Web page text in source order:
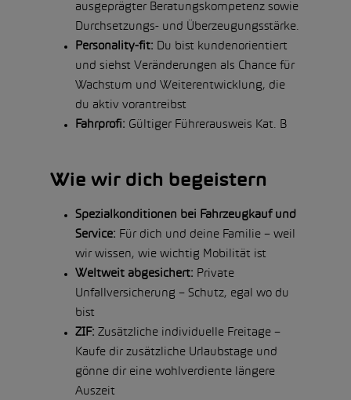
ausgeprägter Beratungskompetenz sowie
Durchsetzungs- und Überzeugungsstärke.
Personality-fit: Du bist kundenorientiert
und siehst Veränderungen als Chance für
Wachstum und Weiterentwicklung, die
du aktiv vorantreibst
Fahrprofi: Gültiger Führerausweis Kat. B
Wie wir dich begeistern
Spezialkonditionen bei Fahrzeugkauf und
Service: Für dich und deine Familie – weil
wir wissen, wie wichtig Mobilität ist
Weltweit abgesichert: Private
Unfallversicherung – Schutz, egal wo du
bist
ZIF: Zusätzliche individuelle Freitage –
Kaufe dir zusätzliche Urlaubstage und
gönne dir eine wohlverdiente längere
Auszeit